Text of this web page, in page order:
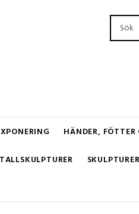
HÄNDER, FÖTTER